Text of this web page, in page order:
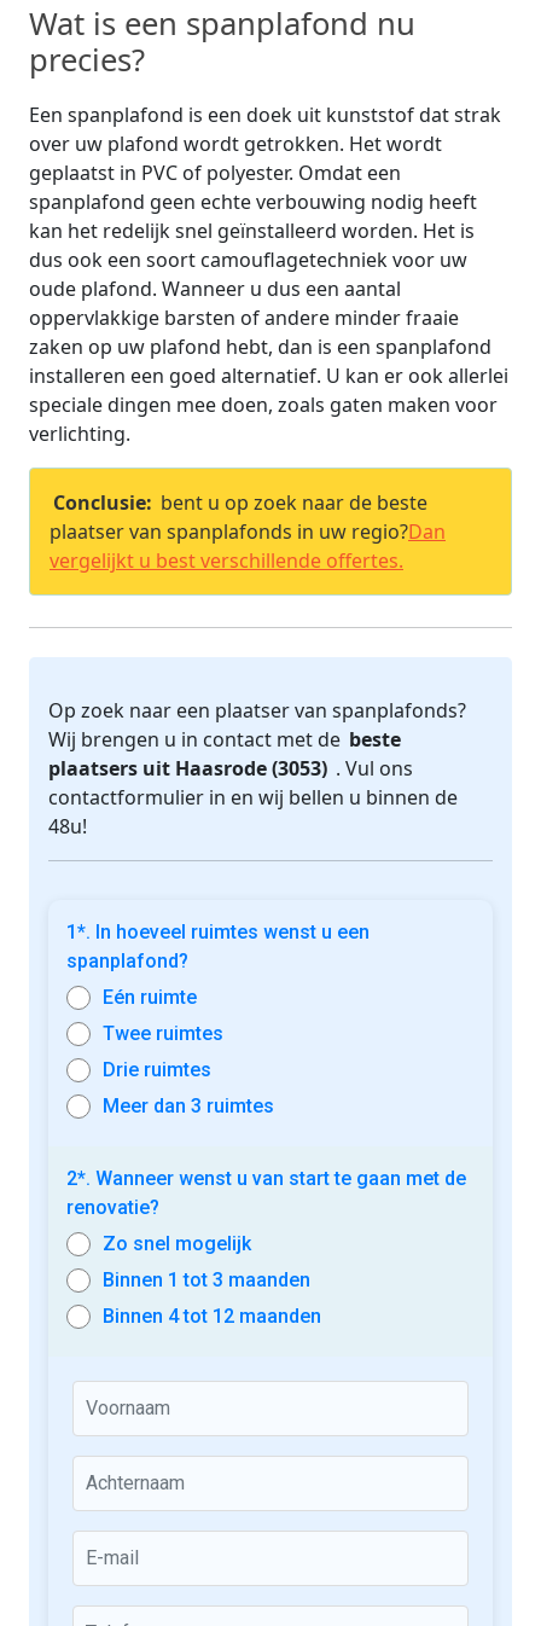
Wat is een spanplafond nu
precies?
Een spanplafond is een doek uit kunststof dat strak
over uw plafond wordt getrokken. Het wordt
geplaatst in PVC of polyester. Omdat een
spanplafond geen echte verbouwing nodig heeft
kan het redelijk snel geïnstalleerd worden. Het is
dus ook een soort camouflagetechniek voor uw
oude plafond. Wanneer u dus een aantal
oppervlakkige barsten of andere minder fraaie
zaken op uw plafond hebt, dan is een spanplafond
installeren een goed alternatief. U kan er ook allerlei
speciale dingen mee doen, zoals gaten maken voor
verlichting.
Conclusie: bent u op zoek naar de beste
plaatser van spanplafonds in uw regio?Dan
vergelijkt u best verschillende offertes.
Op zoek naar een plaatser van spanplafonds?
Wij brengen u in contact met de beste
plaatsers uit Haasrode (3053) . Vul ons
contactformulier in en wij bellen u binnen de
48u!
1*. In hoeveel ruimtes wenst u een
spanplafond?
Eén ruimte
Twee ruimtes
Drie ruimtes
Meer dan 3 ruimtes
2*. Wanneer wenst u van start te gaan met de
renovatie?
Zo snel mogelijk
Binnen 1 tot 3 maanden
Binnen 4 tot 12 maanden